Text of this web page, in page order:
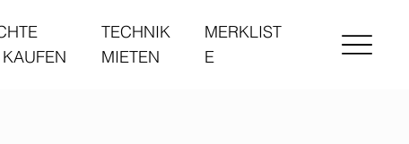
TECHNIK
MIETEN
MERKLIST
E